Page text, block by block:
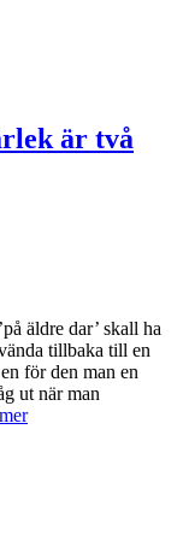
är två
äldre dar’ skall ha
tillbaka till en
för den man en
ut när man